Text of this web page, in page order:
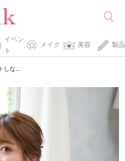
イベン
ト
メイク 美容 製品
たまには恋人時代に戻ってデートしない？